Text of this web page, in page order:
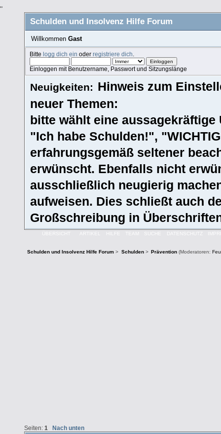
"
Schulden und Insolvenz Hilfe Forum
Willkommen Gast
Bittelogg dich ein oderregistriere dich
Einloggen mit Benutzername, Passwort und Sitzungslänge
Neuigkeiten: Hinweis zum
neuer Themen:
bitte wählt eine
"Ich habe Schulden!",
erfahrungsgemäß seltener
erwünscht. Ebenfalls nicht
ausschließlich neugierig
aufweisen. Dies schließt auch
Großschreibung in
ÜBERSICHT ARTIKEL HILFE TEAM SUCHE DATENSCHUTZ
Schulden und Insolvenz Hilfe Forum > Schulden> Prävention(Moderatoren:
Seiten: 1 Nach unten